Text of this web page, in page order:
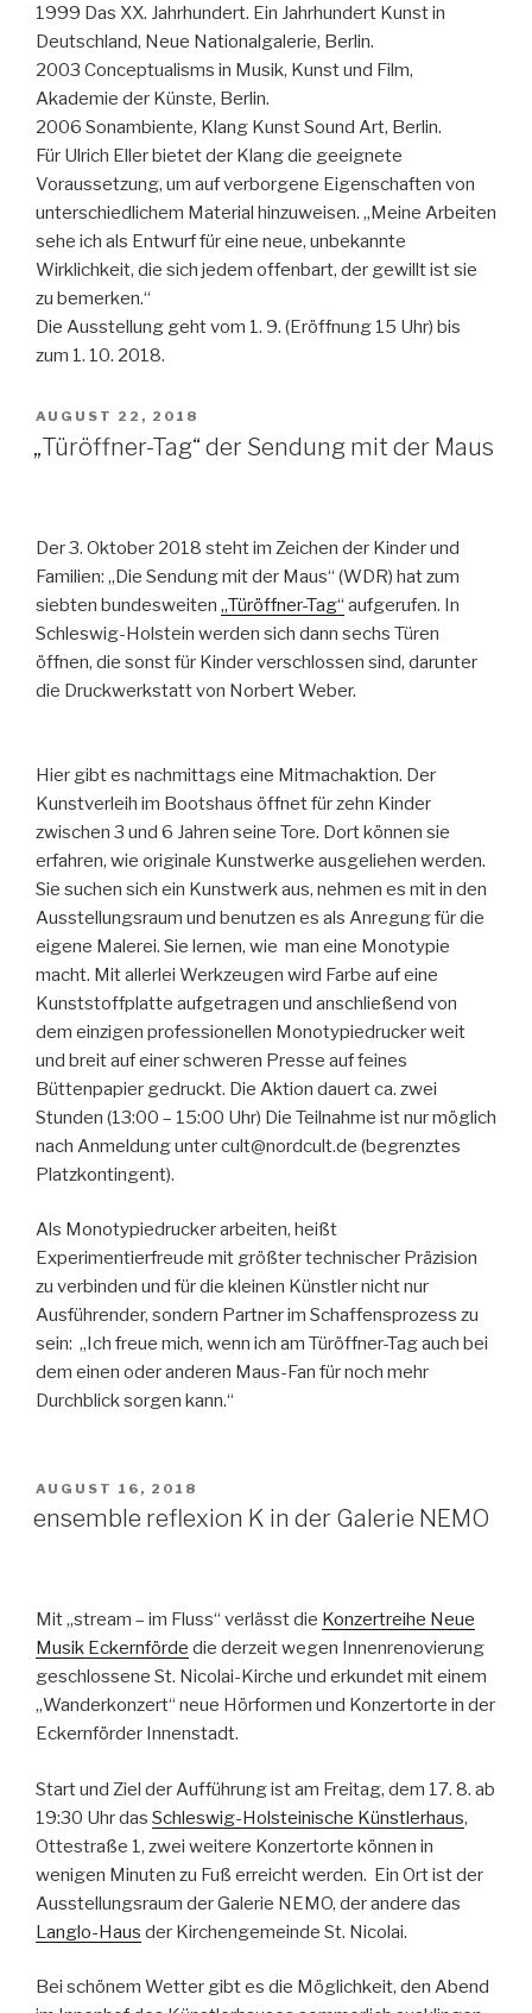
1999 Das XX. Jahrhundert. Ein Jahrhundert Kunst in
Deutschland, Neue Nationalgalerie, Berlin.
2003 Conceptualisms in Musik, Kunst und Film,
Akademie der Künste, Berlin.
2006 Sonambiente, Klang Kunst Sound Art, Berlin.
Für Ulrich Eller bietet der Klang die geeignete
Voraussetzung, um auf verborgene Eigenschaften von
unterschiedlichem Material hinzuweisen. „Meine Arbeiten
sehe ich als Entwurf für eine neue, unbekannte
Wirklichkeit, die sich jedem offenbart, der gewillt ist sie
zu bemerken.“
Die Ausstellung geht vom 1. 9. (Eröffnung 15 Uhr) bis
zum 1. 10. 2018.
VERÖFFENTLICHT
AM
AUGUST 22, 2018
„Türöffner-Tag“ der Sendung mit der Maus
Der 3. Oktober 2018 steht im Zeichen der Kinder und
Familien: „Die Sendung mit der Maus“ (WDR) hat zum
siebten bundesweiten „Türöffner-Tag“ aufgerufen. In
Schleswig-Holstein werden sich dann sechs Türen
öffnen, die sonst für Kinder verschlossen sind, darunter
die Druckwerkstatt von Norbert Weber.
Hier gibt es nachmittags eine Mitmachaktion. Der
Kunstverleih im Bootshaus öffnet für zehn Kinder
zwischen 3 und 6 Jahren seine Tore. Dort können sie
erfahren, wie originale Kunstwerke ausgeliehen werden.
Sie suchen sich ein Kunstwerk aus, nehmen es mit in den
Ausstellungsraum und benutzen es als Anregung für die
eigene Malerei. Sie lernen, wie man eine Monotypie
macht. Mit allerlei Werkzeugen wird Farbe auf eine
Kunststoffplatte aufgetragen und anschließend von
dem einzigen professionellen Monotypiedrucker weit
und breit auf einer schweren Presse auf feines
Büttenpapier gedruckt. Die Aktion dauert ca. zwei
Stunden (13:00 – 15:00 Uhr) Die Teilnahme ist nur möglich
nach Anmeldung unter cult@nordcult.de (begrenztes
Platzkontingent).
Als Monotypiedrucker arbeiten, heißt
Experimentierfreude mit größter technischer Präzision
zu verbinden und für die kleinen Künstler nicht nur
Ausführender, sondern Partner im Schaffensprozess zu
sein: „Ich freue mich, wenn ich am Türöffner-Tag auch bei
dem einen oder anderen Maus-Fan für noch mehr
Durchblick sorgen kann.“
VERÖFFENTLICHT
AUGUST 16, 2018
ensemble reflexion K in der Galerie NEMO
Mit „stream – im Fluss“ verlässt die Konzertreihe Neue
Musik Eckernförde die derzeit wegen Innenrenovierung
geschlossene St. Nicolai-Kirche und erkundet mit einem
„Wanderkonzert“ neue Hörformen und Konzertorte in der
Eckernförder Innenstadt.
Start und Ziel der Aufführung ist am Freitag, dem 17. 8. ab
19:30 Uhr das Schleswig-Holsteinische Künstlerhaus,
Ottestraße 1, zwei weitere Konzertorte können in
wenigen Minuten zu Fuß erreicht werden. Ein Ort ist der
Ausstellungsraum der Galerie NEMO, der andere das
Langlo-Haus der Kirchengemeinde St. Nicolai.
Bei schönem Wetter gibt es die Möglichkeit, den Abend